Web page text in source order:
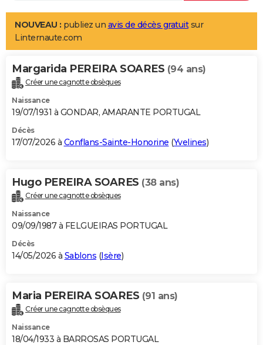
LIFESTYLE
Art de vivre
Bien-être
Loisirs
Mode
Modes de vie
Alimentation
Guide de la santé
Maladies
Médicaments
Sommeil
VOYAGE
Destinations
City break
Voyage nature
Voyage de noces
Forum
Climat
+PHOTO
GUIDES D'ACHAT
BONS PLANS
Carte de Noël
Carte Bonne année
Carte Saint-Valentin
Carte Pâques
Carte d'anniversaire
DICTIONNAIRE
Dictionnaire
Biographies
Citations
Expressions
Proverbes
PROGRAMME TV
S'inscrire
Se connecter
Lycées
Collèges
Primaires
Universités
Entreprises
Service militaire
Avis de recherche
AVIS DE DÉCÈS
Bricolage
Lifestyle
Culture
Sport
Auto
Television
Voyage
Cinema
NOUVEAU : publiez un avis de décès gratuitsur
Linternaute.com
Margarida PEREIRA SOARES (94 ans)
Créer une cagnotte obsèques
Naissance
19/07/1931 à GONDAR, AMARANTE PORTUGAL
Décès
17/07/2026 à Conflans-Sainte-Honorine (Yvelines)
Hugo PEREIRA SOARES (38 ans)
Créer une cagnotte obsèques
Naissance
09/09/1987 à FELGUEIRAS PORTUGAL
Décès
14/05/2026 à Sablons (Isère)
Maria PEREIRA SOARES (91 ans)
Créer une cagnotte obsèques
Naissance
18/04/1933 à BARROSAS PORTUGAL